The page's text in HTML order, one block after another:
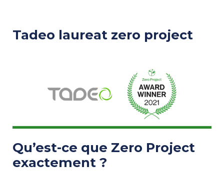
Tadeo laureat zero project
Qu’est-ce que Zero Project
exactement ?